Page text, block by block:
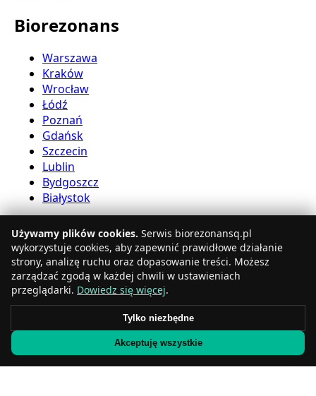
Biorezonans
Warszawa
Kraków
Wrocław
Łódź
Poznań
Gdańsk
Szczecin
Lublin
Bydgoszcz
Białystok
Usługi bioreznansu
Katowice
Gdynia
Częstochowa
Rzeszów
Sosnowiec
Używamy plików cookies. Serwis biorezonansq.pl
wykorzystuje cookies, aby zapewnić prawidłowe działanie
strony, analizę ruchu oraz dopasowanie treści. Możesz
zarządzać zgodą w każdej chwili w ustawieniach
przeglądarki. Dowiedz się więcej.
Tylko niezbędne
Akceptuję wszystkie